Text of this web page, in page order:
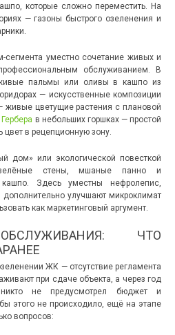
которые сложно переместить. На
— газоны быстрого озеленения и
сегмента уместно сочетание живых и
обслуживанием. В
пальмы или оливы в кашпо из
— искусственные композиции
живые цветущие растения с плановой
Гербера в небольших горшках — простой
в рецепционную зону.
дом» или экологической повесткой
зелёные стены, мшаные панно и
Здесь уместны нефролепис,
улучшают микроклимат
как маркетинговый аргумент.
ЧТО
ЖК — отсутствие регламента
при сдаче объекта, а через год
не предусмотрел бюджет и
этого не происходило, ещё на этапе
вопросов: